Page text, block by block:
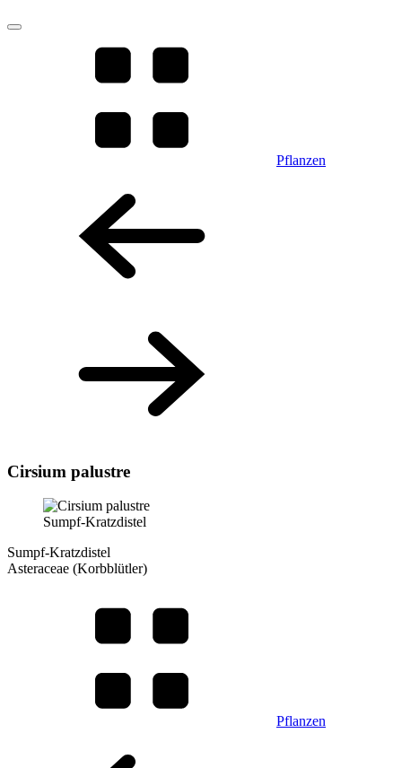
Pflanzen
Cirsium palustre
Sumpf-Kratzdistel
Sumpf-Kratzdistel
Asteraceae (Korbblütler)
Pflanzen